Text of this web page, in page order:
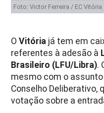
Foto: Victor Ferreira / EC Vitória
OVitória já tem em
referentes à adesão à
Brasileiro (LFU/Libra).
mesmo com o
Conselho Deliberativo,
votação sobre a